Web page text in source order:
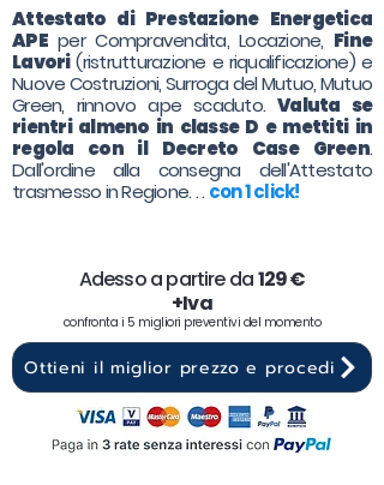
Attestato di Prestazione Energetica
APEper Compravendita, Locazione, Fine
Lavori(ristrutturazione e riqualificazione) e
Nuove Costruzioni, Surroga del Mutuo, Mutuo
Green, rinnovo ape scaduto. Valuta se
rientri almeno in classe D e mettiti in
regola con il Decreto Case Green.
Dall'ordine alla consegna dell'Attestato
trasmesso in Regione. . . con 1 click!
Adesso a partire da129 €
+Iva
confronta i 5 migliori preventivi del momento
Ottieni il miglior prezzo e procedi